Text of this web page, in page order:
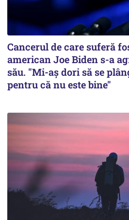
Cancerul de care suferă
american Joe Biden s-a
său. "Mi-aș dori să se
pentru că nu este bine"